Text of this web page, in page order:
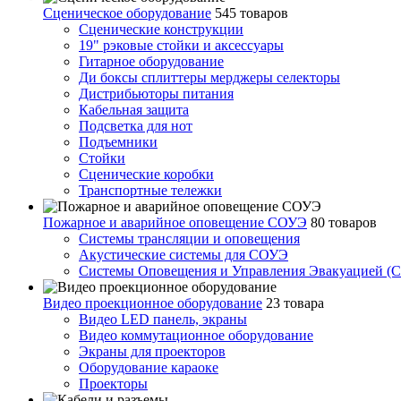
Сценическое оборудование 545 товаров
Сценические конструкции
19" рэковые стойки и аксесcуары
Гитарное оборудование
Ди боксы сплиттеры мерджеры селекторы
Дистрибьюторы питания
Кабельная защита
Подсветка для нот
Подъемники
Стойки
Сценические коробки
Транспортные тележки
Пожарное и аварийное оповещение СОУЭ 80 товаров
Cистемы трансляции и оповещения
Акустические системы для СОУЭ
Системы Оповещения и Управления Эвакуацией
Видео проекционное оборудование 23 товара
Видео LED панель, экраны
Видео коммутационное оборудование
Экраны для проекторов
Оборудование караоке
Проекторы